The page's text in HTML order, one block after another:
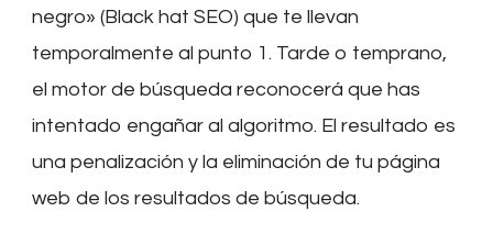
negro» (Black hat SEO) que te llevan
temporalmente al punto 1. Tarde o temprano,
el motor de búsqueda reconocerá que has
intentado engañar al algoritmo. El resultado es
una penalización y la eliminación de tu página
web de los resultados de búsqueda.